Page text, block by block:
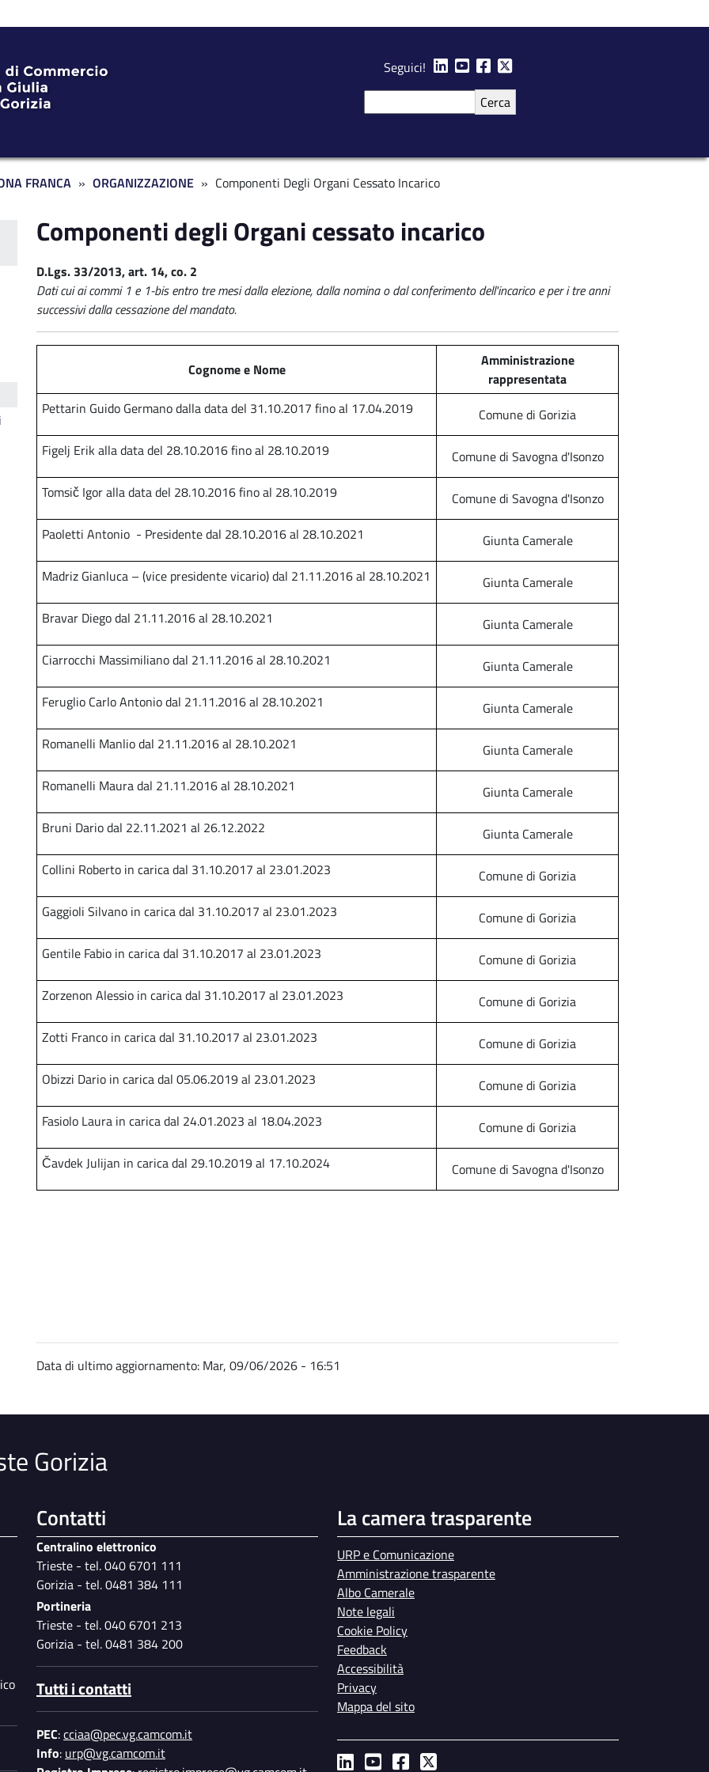
Seguici!
FRANCA ORGANIZZAZIONE Componenti Degli Organi Cessato Incarico
Componenti degli Organi cessato incarico
D.Lgs. 33/2013, art. 14, co. 2
Dati cui ai commi 1 e 1-bis entro tre mesi dalla elezione, dalla nomina o dal conferimento dell'incarico e per i tre anni
successivi dalla cessazione del mandato.
Cognome e Nome
Amministrazione
rappresentata
Pettarin Guido Germano dalla data del 31.10.2017 fino al 17.04.2019
Comune di Gorizia
Figelj Erik alla data del 28.10.2016 fino al 28.10.2019
Comune di Savogna d'Isonzo
Tomsič Igor alla data del 28.10.2016 fino al 28.10.2019
Comune di Savogna d'Isonzo
Paoletti Antonio - Presidente dal 28.10.2016 al 28.10.2021
Giunta Camerale
Madriz Gianluca – (vice presidente vicario) dal 21.11.2016 al 28.10.2021
Giunta Camerale
Bravar Diego dal 21.11.2016 al 28.10.2021
Giunta Camerale
Ciarrocchi Massimiliano dal 21.11.2016 al 28.10.2021
Giunta Camerale
Feruglio Carlo Antonio dal 21.11.2016 al 28.10.2021
Giunta Camerale
Romanelli Manlio dal 21.11.2016 al 28.10.2021
Giunta Camerale
Romanelli Maura dal 21.11.2016 al 28.10.2021
Giunta Camerale
Bruni Dario dal 22.11.2021 al 26.12.2022
Giunta Camerale
Collini Roberto in carica dal 31.10.2017 al 23.01.2023
Comune di Gorizia
Gaggioli Silvano in carica dal 31.10.2017 al 23.01.2023
Comune di Gorizia
Gentile Fabio in carica dal 31.10.2017 al 23.01.2023
Comune di Gorizia
Zorzenon Alessio in carica dal 31.10.2017 al 23.01.2023
Comune di Gorizia
Zotti Franco in carica dal 31.10.2017 al 23.01.2023
Comune di Gorizia
Obizzi Dario in carica dal 05.06.2019 al 23.01.2023
Comune di Gorizia
Fasiolo Laura in carica dal 24.01.2023 al 18.04.2023
Comune di Gorizia
Čavdek Julijan in carica dal 29.10.2019 al 17.10.2024
Comune di Savogna d'Isonzo
Data di ultimo aggiornamento: Mar, 09/06/2026 - 16:51
ZF
Gorizia
Contatti
Centralino elettronico
Trieste - tel. 040 6701 111
Gorizia - tel. 0481 384 111
Portineria
Trieste - tel. 040 6701 213
Gorizia - tel. 0481 384 200
Tutti i contatti
PEC:cciaa@pec.vg.camcom.it
Info: urp@vg.camcom.it
La camera trasparente
URP e Comunicazione
Amministrazione trasparente
Albo Camerale
Note legali
Cookie Policy
Feedback
Accessibilità
Privacy
Mappa del sito